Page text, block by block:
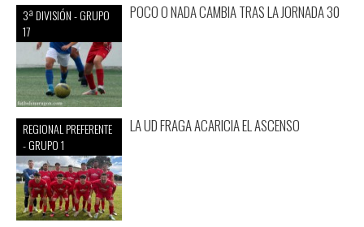
3ª DIVISIÓN - GRUPO
17
POCO O NADA CAMBIA TRAS LA JORNADA 30
REGIONAL PREFERENTE
- GRUPO 1
LA UD FRAGA ACARICIA EL ASCENSO